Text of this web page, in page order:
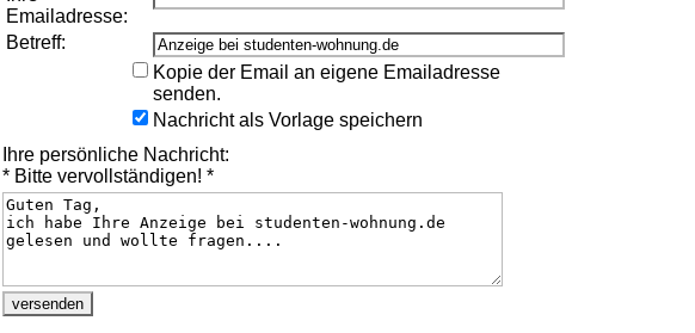
Emailadresse:
Betreff:
Kopie der Email an eigene Emailadresse
senden.
Nachricht als Vorlage speichern
Ihre persönliche Nachricht:
* Bitte vervollständigen! *